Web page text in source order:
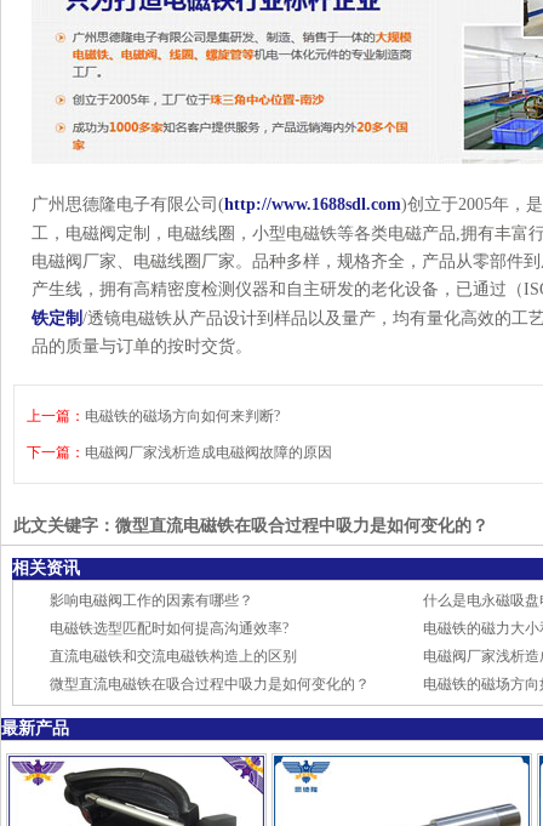
广州思德隆电子有限公司(http://www.1688sdl.com)创立于2005年，
工，电磁阀定制，电磁线圈，小型电磁铁等各类电磁产品,拥有丰富
电磁阀厂家、电磁线圈厂家。品种多样，规格齐全，产品从零部件
产生线，拥有高精密度检测仪器和自主研发的老化设备，已通过（
铁定制 /透镜电磁铁从产品设计到样品以及量产，均有量化高效的工
品的质量与订单的按时交货。
上一篇： 电磁铁的磁场方向如何来判断?
下一篇： 电磁阀厂家浅析造成电磁阀故障的原因
此文关键字： 微型直流电磁铁在吸合过程中吸力是如何变化的？
相关资讯
影响电磁阀工作的因素有哪些？
什么是电永磁吸
电磁铁选型匹配时如何提高沟通效率?
电磁铁的磁力大
直流电磁铁和交流电磁铁构造上的区别
电磁阀厂家浅析
微型直流电磁铁在吸合过程中吸力是如何变化的？
电磁铁的磁场方向
最新产品